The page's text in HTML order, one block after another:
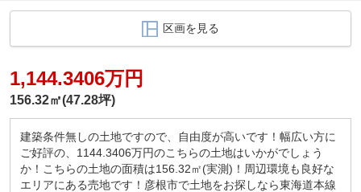
区画を見る
1,144.3406万円
156.32㎡(47.28坪)
建築条件無しの土地ですので、自由度が高いです！幅広い方に
ご好評の、1144.3406万円のこちらの土地はいかがでしょう
か！こちらの土地の面積は156.32㎡(実測)！周辺環境も良好な
エリアにある売地です！彦根市で土地をお探しなら東海道本線